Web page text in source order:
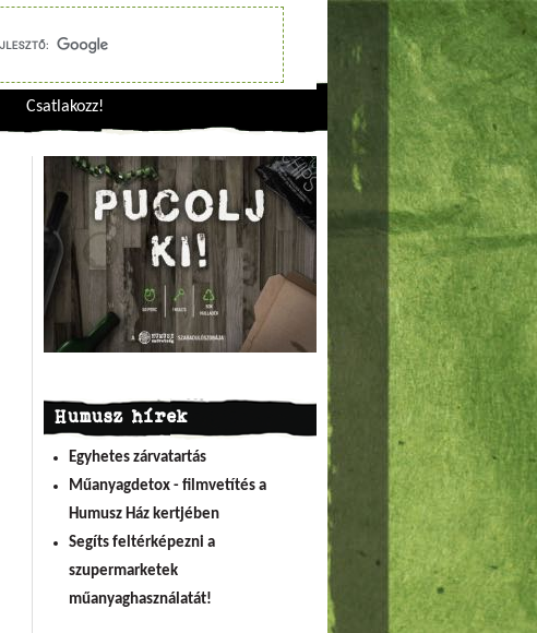
Csatlakozz!
Humusz hírek
Egyhetes zárvatartás
Műanyagdetox - filmvetítés a
Humusz Ház kertjében
Segíts feltérképezni a
szupermarketek
műanyaghasználatát!